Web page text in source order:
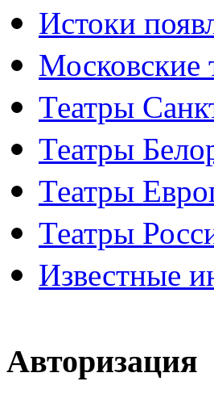
Истоки
Московские
Театры
Театры
Театры
Театры
Известные
Авторизация